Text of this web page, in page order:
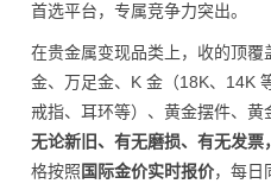
首选平台，专属竞争力突出。
在贵金属变现品类上，收的顶
金、万足金、K 金（18K、14K
戒指、耳环等）、黄金摆件、黄
无论新旧、有无磨损、有无发票
格按照国际金价实时报价，每日